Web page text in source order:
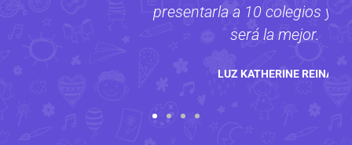
presentarla a 10 colegios y en los 10
LUZ KATHERINE REINA